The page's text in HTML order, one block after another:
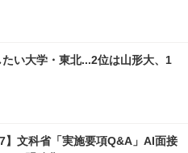
い大学・東北...2位は山形大、1
】文科省「実施要項Q&A」AI面接